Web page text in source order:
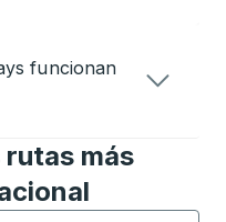
funcionan
más